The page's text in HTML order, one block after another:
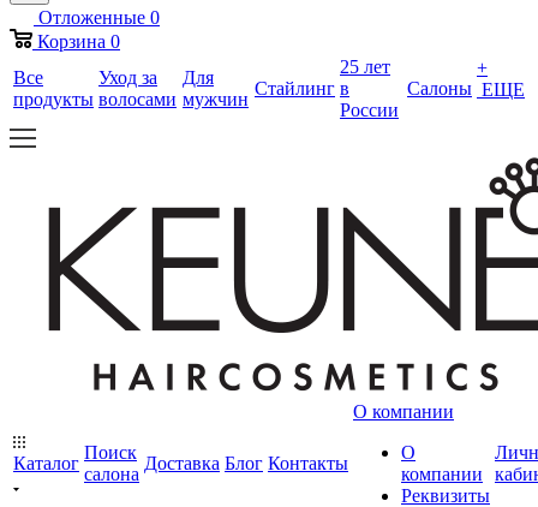
Отложенные 0
Корзина 0
Все
продукты
Уход за
волосами
Для
мужчин
Стайлинг
25 лет
в
России
Салоны
+
ЕЩЕ
Каталог
Поиск
салона
Доставка Блог Контакты
О компании
О
компании
Реквизиты